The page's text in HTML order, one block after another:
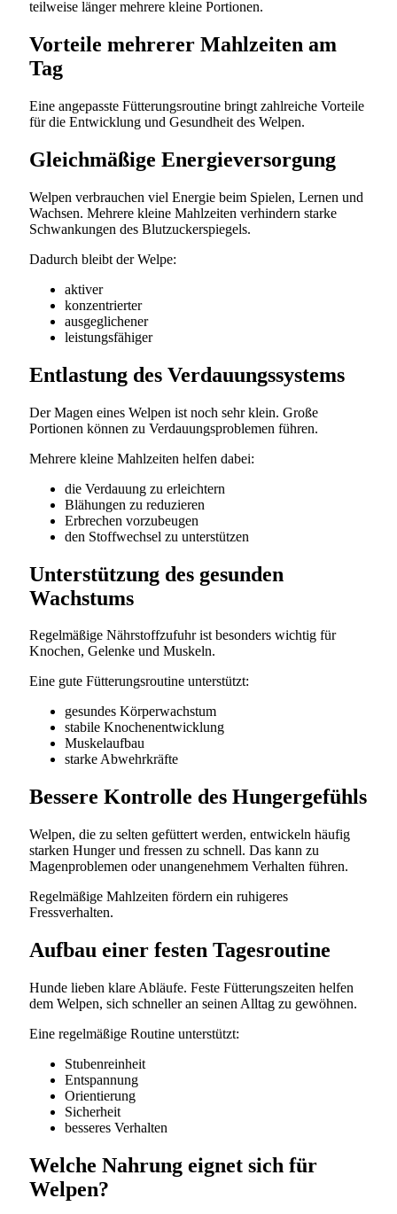
teilweise länger mehrere kleine Portionen.
Vorteile mehrerer Mahlzeiten am
Tag
Eine angepasste Fütterungsroutine bringt zahlreiche Vorteile
für die Entwicklung und Gesundheit des Welpen.
Gleichmäßige Energieversorgung
Welpen verbrauchen viel Energie beim Spielen, Lernen und
Wachsen. Mehrere kleine Mahlzeiten verhindern starke
Schwankungen des Blutzuckerspiegels.
Dadurch bleibt der Welpe:
aktiver
konzentrierter
ausgeglichener
leistungsfähiger
Entlastung des Verdauungssystems
Der Magen eines Welpen ist noch sehr klein. Große
Portionen können zu Verdauungsproblemen führen.
Mehrere kleine Mahlzeiten helfen dabei:
die Verdauung zu erleichtern
Blähungen zu reduzieren
Erbrechen vorzubeugen
den Stoffwechsel zu unterstützen
Unterstützung des gesunden
Wachstums
Regelmäßige Nährstoffzufuhr ist besonders wichtig für
Knochen, Gelenke und Muskeln.
Eine gute Fütterungsroutine unterstützt:
gesundes Körperwachstum
stabile Knochenentwicklung
Muskelaufbau
starke Abwehrkräfte
Bessere Kontrolle des Hungergefühls
Welpen, die zu selten gefüttert werden, entwickeln häufig
starken Hunger und fressen zu schnell. Das kann zu
Magenproblemen oder unangenehmem Verhalten führen.
Regelmäßige Mahlzeiten fördern ein ruhigeres
Fressverhalten.
Aufbau einer festen Tagesroutine
Hunde lieben klare Abläufe. Feste Fütterungszeiten helfen
dem Welpen, sich schneller an seinen Alltag zu gewöhnen.
Eine regelmäßige Routine unterstützt:
Stubenreinheit
Entspannung
Orientierung
Sicherheit
besseres Verhalten
Welche Nahrung eignet sich für
Welpen?